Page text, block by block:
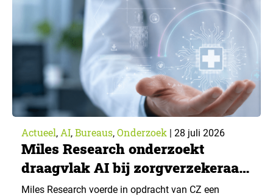
Actueel, AI, Bureaus, Onderzoek | 28 juli 2026
Miles Research onderzoekt
draagvlak AI bij zorgverzekeraar
CZ
Miles Research voerde in opdracht van CZ een